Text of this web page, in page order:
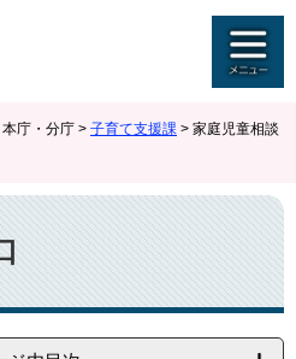
本庁・分庁 > 子育て支援課 > 家庭児童相談